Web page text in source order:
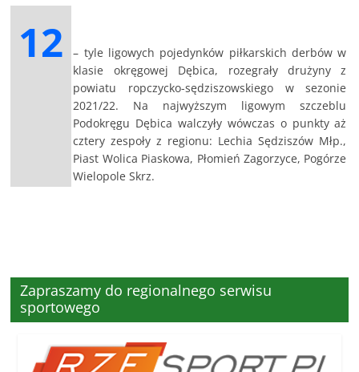
12
– tyle ligowych pojedynków piłkarskich derbów w
klasie okręgowej Dębica, rozegrały drużyny z
powiatu ropczycko-sędziszowskiego w sezonie
2021/22. Na najwyższym ligowym szczeblu
Podokręgu Dębica walczyły wówczas o punkty aż
cztery zespoły z regionu: Lechia Sędziszów Młp.,
Piast Wolica Piaskowa, Płomień Zagorzyce, Pogórze
Wielopole Skrz.
Zapraszamy do regionalnego serwisu
sportowego